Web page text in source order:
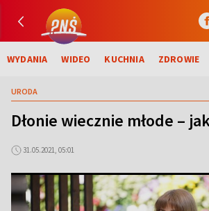
WYDANIA WIDEO KUCHNIA ZDROWIE
URODA
Dłonie wiecznie młode –
31.05.2021, 05:01